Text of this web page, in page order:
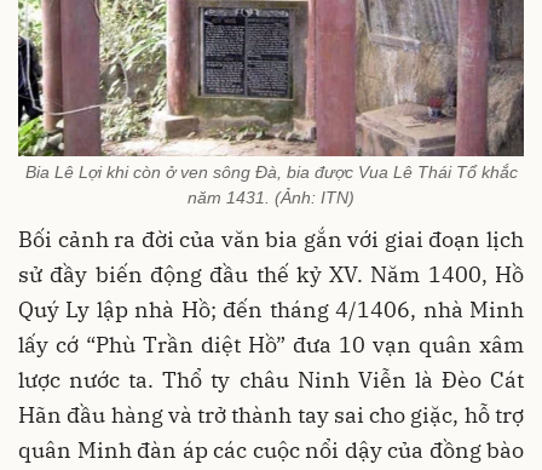
Bia Lê Lợi khi còn ở ven sông Đà, bia được Vua Lê Thái Tổ khắc
năm 1431. (Ảnh: ITN)
Bối cảnh ra đời của văn bia gắn với giai đoạn lịch
sử đầy biến động đầu thế kỷ XV. Năm 1400, Hồ
Quý Ly lập nhà Hồ; đến tháng 4/1406, nhà Minh
lấy cớ “Phù Trần diệt Hồ” đưa 10 vạn quân xâm
lược nước ta. Thổ ty châu Ninh Viễn là Đèo Cát
Hãn đầu hàng và trở thành tay sai cho giặc, hỗ trợ
quân Minh đàn áp các cuộc nổi dậy của đồng bào